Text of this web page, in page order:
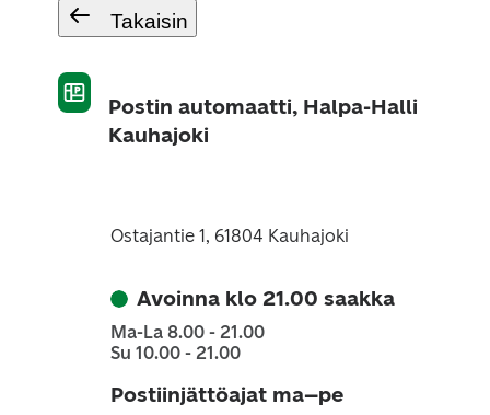
Takaisin
Postin automaatti, Halpa-Halli
Kauhajoki
Ostajantie 1, 61804 Kauhajoki
Avoinna klo 21.00 saakka
Ma-La 8.00 - 21.00
Su 10.00 - 21.00
Postiinjättöajat ma–pe